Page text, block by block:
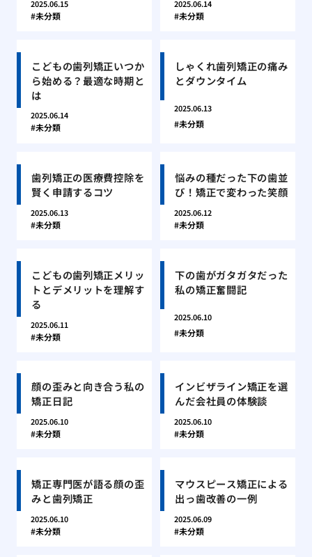
2025.06.15
未分類
2025.06.14
未分類
こどもの歯列矯正いつか
ら始める？最適な時期と
は
2025.06.14
未分類
しゃくれ歯列矯正の痛み
とダウンタイム
2025.06.13
未分類
歯列矯正の医療費控除を
賢く申請するコツ
2025.06.13
未分類
悩みの種だった下の歯並
び！矯正で変わった笑顔
2025.06.12
未分類
こどもの歯列矯正メリッ
トとデメリットを理解す
る
2025.06.11
未分類
下の歯がガタガタだった
私の矯正奮闘記
2025.06.10
未分類
顔の歪みと向き合う私の
矯正日記
2025.06.10
未分類
インビザライン矯正を選
んだ会社員の体験談
2025.06.10
未分類
矯正専門医が語る顔の歪
みと歯列矯正
2025.06.10
未分類
マウスピース矯正による
出っ歯改善の一例
2025.06.09
未分類